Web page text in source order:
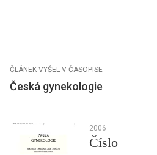
ČLÁNEK VYŠEL V ČASOPISE
Česká gynekologie
2006
Číslo